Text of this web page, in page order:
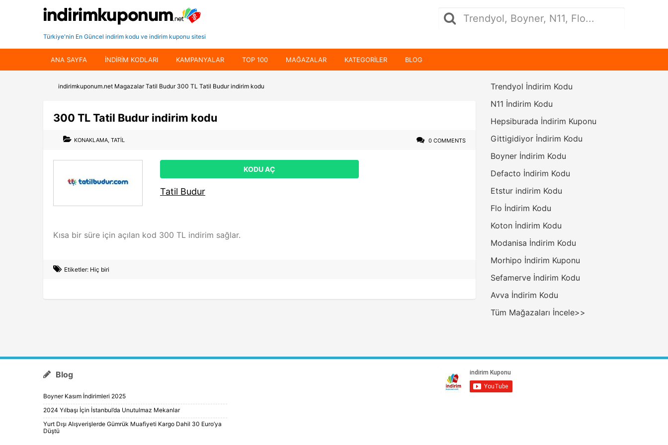
Türkiye'nin En Güncel indirim kodu ve indirim kuponu sitesi
ANA SAYFA INDIRIM KODLARI KAMPANYALAR TOP 100 MAĞAZALAR KATEGORILER BLOG
indirimkuponum.net Magazalar Tatil Budur 300 TL Tatil Budur indirim kodu
300 TL Tatil Budur indirim kodu
KONAKLAMA TATIL 0 COMMENTS
KODU AÇ
Tatil Budur
Kısa bir süre için açılan kod 300 TL indirim sağlar.
Etiketler: Hiç biri
Trendyol İndirim Kodu
N11 İndirim Kodu
Hepsiburada İndirim Kuponu
Gittigidiyor İndirim Kodu
Boyner İndirim Kodu
Defacto İndirim Kodu
Etstur indirim Kodu
Flo İndirim Kodu
Koton İndirim Kodu
Modanisa İndirim Kodu
Morhipo İndirim Kuponu
Sefamerve İndirim Kodu
Avva İndirim Kodu
Tüm Mağazaları İncele>>
Blog
Boyner Kasım İndirimleri 2025
2024 Yılbaşı İçin İstanbul’da Unutulmaz Mekanlar
Yurt Dışı Alışverişlerde Gümrük Muafiyeti Kargo Dahil 30 Euro’ya
Düştü